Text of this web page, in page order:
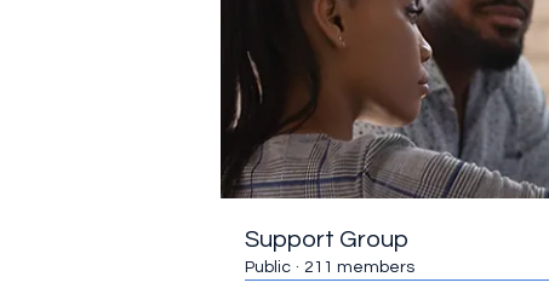
Support Group
Public · 211 members